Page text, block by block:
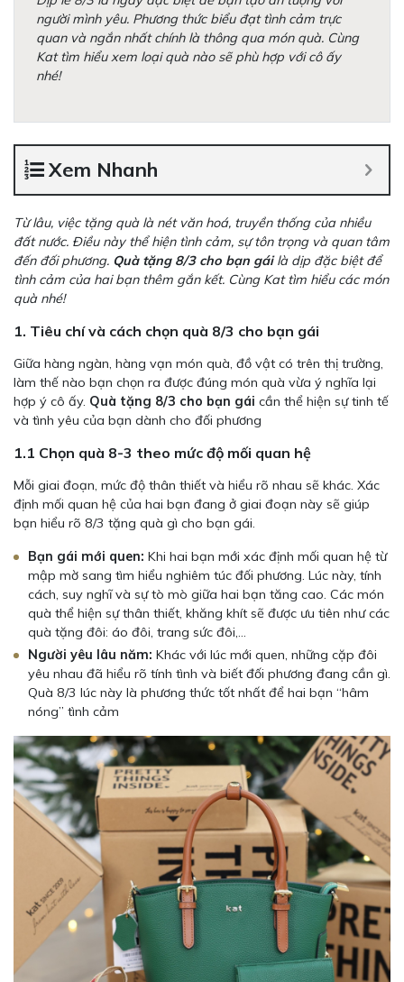
người mình yêu. Phương thức biểu đạt tình cảm trực
quan và ngắn nhất chính là thông qua món quà. Cùng
Kat tìm hiểu xem loại quà nào sẽ phù hợp với cô ấy
nhé!
Xem Nhanh
Từ lâu, việc tặng quà là nét văn hoá, truyền thống của nhiều
đất nước. Điều này thể hiện tình cảm, sự tôn trọng và quan tâm
đến đối phương. Quà tặng 8/3 cho bạn gáilà dịp đặc biệt để
tình cảm của hai bạn thêm gắn kết. Cùng Kat tìm hiểu các món
quà nhé!
1. Tiêu chí và cách chọn quà 8/3 cho bạn gái
Giữa hàng ngàn, hàng vạn món quà, đồ vật có trên thị trường,
làm thế nào bạn chọn ra được đúng món quà vừa ý nghĩa lại
hợp ý cô ấy. Quà tặng 8/3 cho bạn gái cần thể hiện sự tinh tế
và tình yêu của bạn dành cho đối phương
1.1 Chọn quà 8-3 theo mức độ mối quan hệ
Mỗi giai đoạn, mức độ thân thiết và hiểu rõ nhau sẽ khác. Xác
định mối quan hệ của hai bạn đang ở giai đoạn này sẽ giúp
bạn hiểu rõ 8/3 tặng quà gì cho bạn gái.
Bạn gái mới quen: Khi hai bạn mới xác định mối quan hệ từ
mập mờ sang tìm hiểu nghiêm túc đối phương. Lúc này, tính
cách, suy nghĩ và sự tò mò giữa hai bạn tăng cao. Các món
quà thể hiện sự thân thiết, khăng khít sẽ được ưu tiên như các
quà tặng đôi: áo đôi, trang sức đôi,…
Người yêu lâu năm: Khác với lúc mới quen, những cặp đôi
yêu nhau đã hiểu rõ tính tình và biết đối phương đang cần gì.
Quà 8/3 lúc này là phương thức tốt nhất để hai bạn “hâm
nóng” tình cảm